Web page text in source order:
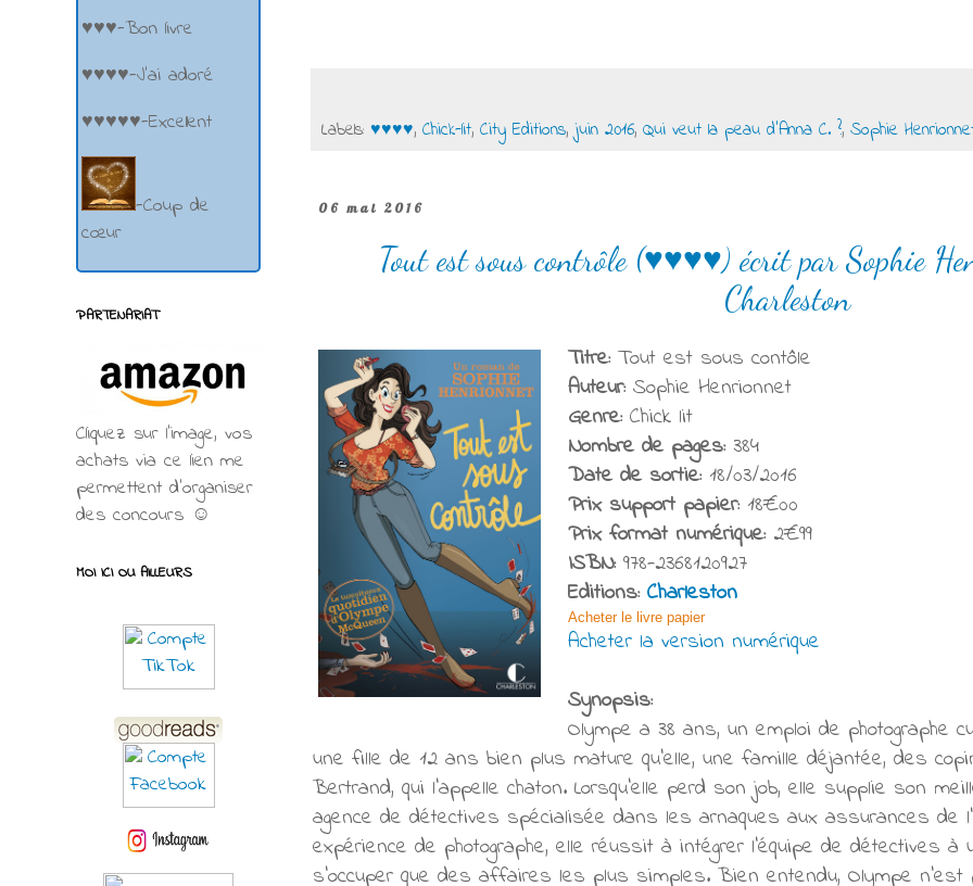
Labels: ♥♥♥♥, Chick-lit, City Editions,juin 2016, Qui veut la peau d'Anna C. ?, Sophie
06 mai 2016
Tout est sous contrôle (♥♥♥♥) écrit par Sophie
Charleston
Titre: Tout est sous contôle
Auteur: Sophie Henrionnet
Genre: Chick lit
Nombre de pages: 384
Date de sortie: 18/03/2016
Prix support papier: 18€00
Prix format numérique: 2€99
ISBN: 978-2368120927
Editions: Charleston
Acheter le livre papier
Acheter la version numérique
Synopsis:
Olympe a 38 ans, un emploi de photographe
une fille de 12 ans bien plus mature qu'elle, une famille déjantée, des
Bertrand, qui l'appelle chaton. Lorsqu'elle perd son job, elle supplie son
agence de détectives spécialisée dans les arnaques aux assurances de
expérience de photographe, elle réussit à intégrer l'équipe de détectives à
s'occuper que des affaires les plus simples. Bien entendu, Olympe
♥♥♥-Bon livre
♥♥♥♥-J'ai adoré
♥♥♥♥♥-Excellent
-Coup de
cœur
PARTENARIAT
Cliquez sur l'image, vos
achats via ce lien me
permettent d’organiser
des concours ☺
MOI ICI OU AILLEURS